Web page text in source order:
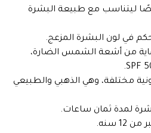
ليتناسب مع طبيعة البشرة
في لون البشرة المزعج.
من أشعة الشمس الضارة،
مختلفة، وهي الذهبي والطبيعي
لمدة ثمان ساعات.
سنه.